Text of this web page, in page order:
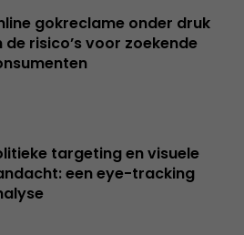
gokreclame onder druk
de risico’s voor zoekende
targeting en visuele
een eye-tracking